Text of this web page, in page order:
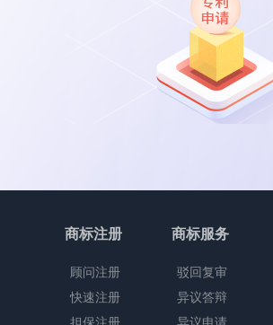
商标注册
顾问注册
快速注册
担保注册
商标服务
驳回复审
异议答辩
异议申请